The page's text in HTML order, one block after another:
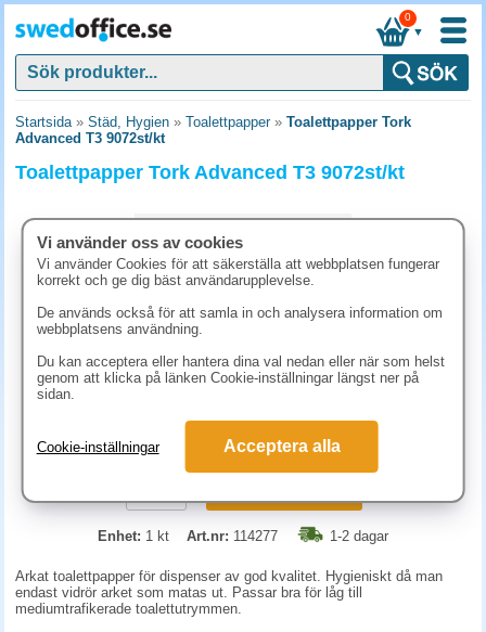
▼
0
Startsida» Städ, Hygien » Toalettpapper» Toalettpapper Tork
Advanced T3 9072st/kt
Toalettpapper Tork Advanced T3 9072st/kt
792.50 kr (inkl. moms)
Enhet: 1 kt Art.nr: 114277 1-2 dagar
Arkat toalettpapper för dispenser av god kvalitet. Hygieniskt då man
endast vidrör arket som matas ut. Passar bra för låg till
mediumtrafikerade toalettutrymmen.
Vi använder oss av cookies
Vi använder Cookies för att säkerställa att webbplatsen fungerar
korrekt och ge dig bäst användarupplevelse.
De används också för att samla in och analysera information om
webbplatsens användning.
Du kan acceptera eller hantera dina val nedan eller när som helst
genom att klicka på länken Cookie-inställningar längst ner på
sidan.
Cookie-inställningar Acceptera alla